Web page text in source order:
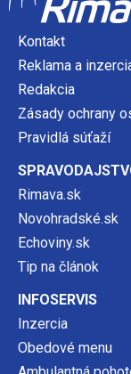
Kontakt
Reklama a
Redakcia
Zásady ochrany
Pravidlá súťaží
Rimava.sk
Novohradské.sk
Echoviny.sk
Tip na článok
INFOSERVIS
Inzercia
Obedové menu